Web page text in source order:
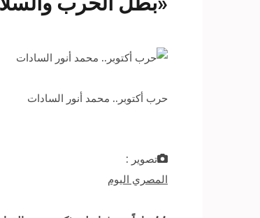
حرب أكتوبر.. محمد أنور السادات
تصوير :
المصري اليوم